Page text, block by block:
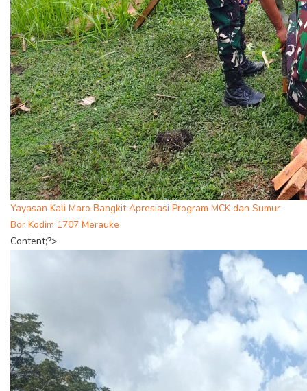
Yayasan Kali Maro Bangkit Apresiasi Program MCK dan Sumur
Bor Kodim 1707 Merauke
Content;?>